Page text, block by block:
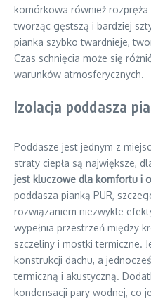
komórkowa również
tworząc gęstszą i bardziej
pianka szybko twardnieje,
Czas schnięcia może się
warunków atmosferycznych.
Izolacja poddasza
Poddasze jest jednym z
straty ciepła są największe,
jest kluczowe dla komfortu i
poddasza pianką PUR,
rozwiązaniem niezwykle
wypełnia przestrzeń między
szczeliny i mostki termiczne.
konstrukcji dachu, a
termiczną i akustyczną.
kondensacji pary wodnej, co